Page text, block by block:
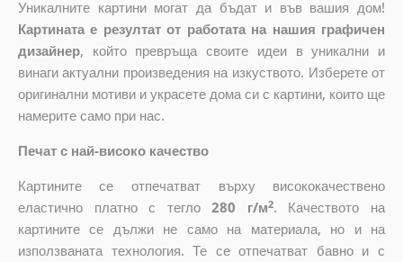
Уникалните картини могат да бъдат и във вашия дом!
Картината е резултат от работата на нашия графичен
дизайнер, койтопревръща своите идеи в уникални и
винаги актуални произведения на изкуството. Изберете от
оригинални мотиви и украсете дома си с картини, които ще
намерите само при нас.
Печат с най-високо качество
Картините се отпечатват върху висококачествено
еластично платно с тегло280 г/м2. Качеството на
картините се дължи не само на материала, но и на
използваната технология. Те се отпечатват бавно и с